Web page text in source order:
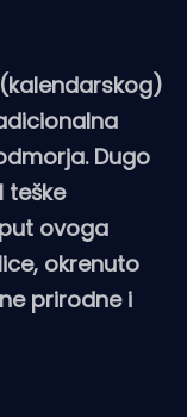
Dugo
teške
ovoga
okrenuto
prirodne i